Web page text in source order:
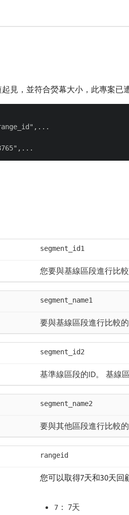
見，並符合熒幕大小，此專案已遭
segment_id1
您要與基線區段進行比較
segment_name1
要與基線區段進行比較的
segment_id2
基準線區段的ID。 基線
segment_name2
要與其他區段進行比較
rangeid
您可以取得7天和30天回
7： 7天